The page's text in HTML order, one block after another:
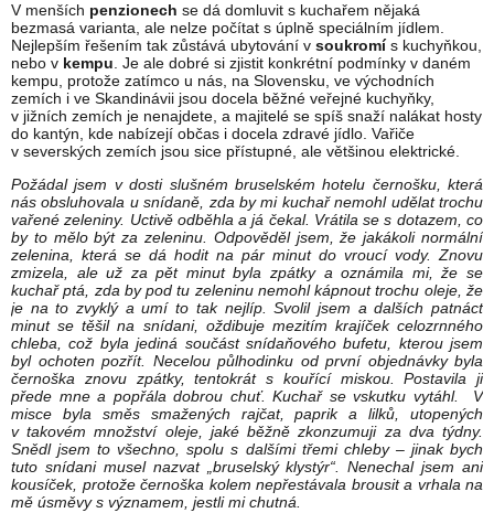
V menších penzionech se dá domluvit s kuchařem nějaká
bezmasá varianta, ale nelze počítat s úplně speciálním jídlem.
Nejlepším řešením tak zůstává ubytování v soukromís kuchyňkou,
nebo v kempu . Je ale dobré si zjistit konkrétní podmínky v daném
kempu, protože zatímco u nás, na Slovensku, ve východních
zemích i ve Skandinávii jsou docela běžné veřejné kuchyňky,
v jižních zemích je nenajdete, a majitelé se spíš snaží nalákat hosty
do kantýn, kde nabízejí občas i docela zdravé jídlo. Vařiče
v severských zemích jsou sice přístupné, ale většinou elektrické.
Požádal jsem v dosti slušném bruselském hotelu černošku, která
nás obsluhovala u snídaně, zda by mi kuchař nemohl udělat trochu
vařené zeleniny. Uctivě odběhla a já čekal. Vrátila se s dotazem, co
by to mělo být za zeleninu. Odpověděl jsem, že jakákoli normální
zelenina, která se dá hodit na pár minut do vroucí vody. Znovu
zmizela, ale už za pět minut byla zpátky a oznámila mi, že se
kuchař ptá, zda by pod tu zeleninu nemohl kápnout trochu oleje, že
je na to zvyklý a umí to tak nejlíp. Svolil jsem a dalších patnáct
minut se těšil na snídani, oždibuje mezitím krajíček celozrnného
chleba, což byla jediná součást snídaňového bufetu, kterou jsem
byl ochoten pozřít. Necelou půlhodinku od první objednávky byla
černoška znovu zpátky, tentokrát s kouřící miskou. Postavila ji
přede mne a popřála dobrou chuť. Kuchař se vskutku vytáhl. V
misce byla směs smažených rajčat, paprik a lilků, utopených
v takovém množství oleje, jaké běžně zkonzumuji za dva týdny.
Snědl jsem to všechno, spolu s dalšími třemi chleby – jinak bych
tuto snídani musel nazvat „bruselský klystýr“. Nenechal jsem ani
kousíček, protože černoška kolem nepřestávala brousit a vrhala na
mě úsměvy s významem, jestli mi chutná.